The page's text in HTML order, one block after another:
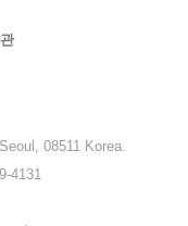
08511 Korea.
4131